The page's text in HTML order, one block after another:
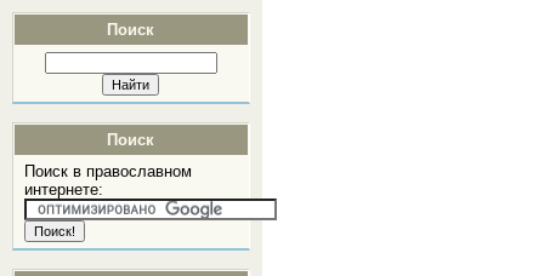
Поиск
Поиск
Поиск в православном
интернете: